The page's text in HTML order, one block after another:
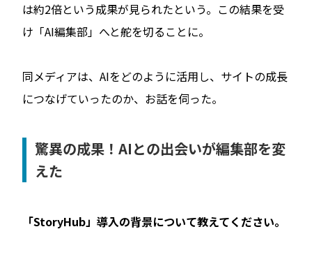
は約2倍という成果が見られたという。この結果を受
け「AI編集部」へと舵を切ることに。
同メディアは、AIをどのように活用し、サイトの成長
につなげていったのか、お話を伺った。
驚異の成果！AIとの出会いが編集部を変
えた
――「StoryHub」導入の背景について教えてください。